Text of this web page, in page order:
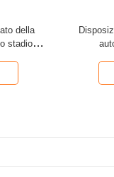
della
stadio di